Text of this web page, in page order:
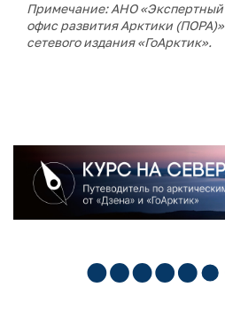
Примечание: АНО «Экспертный
офис развития Арктики
сетевого издания «ГоАрктик».